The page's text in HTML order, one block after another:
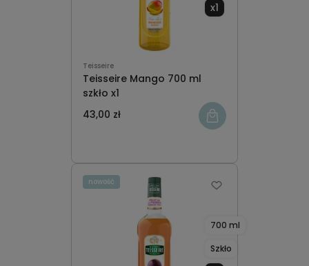
Teisseire
Teisseire Mango 700 ml
szkło x1
x1
43,00 zł
700 ml
Szkło
nowość